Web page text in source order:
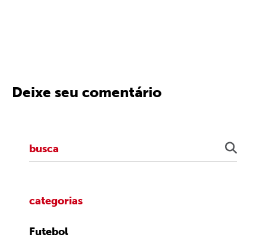
Deixe seu comentário
categorias
Futebol